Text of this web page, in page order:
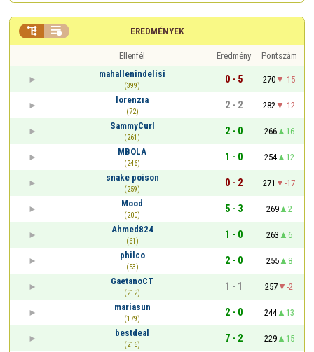
EREDMÉNYEK
 
Ellenfél Eredmény
Pontszám
mahallenindelisi
(399)
0 - 5 270
-15
lorenzıa
(72)
2 - 2 282
-12
SammyCurl
(261)
2 - 0 266
16
MBOLA
(246)
1 - 0 254
12
snake poison
(259)
0 - 2 271
-17
Mood
(200)
5 - 3 269
2
Ahmed824
(61)
1 - 0 263
6
philco
(53)
2 - 0 255
8
GaetanoCT
(212)
1 - 1 257
-2
mariasun
(179)
2 - 0 244
13
bestdeal
(216)
7 - 2 229
15